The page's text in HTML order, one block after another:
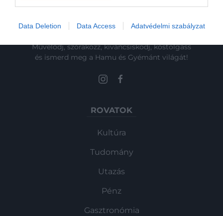
Data Deletion Data Access Adatvédelmi szabályzat
Művelődj, szórakozz, kíváncsiskodj, kóstolgass
és ismerd meg a Hamu és Gyémánt világát!
ROVATOK
Kultúra
Tudomány
Utazás
Pénz
Gasztronómia